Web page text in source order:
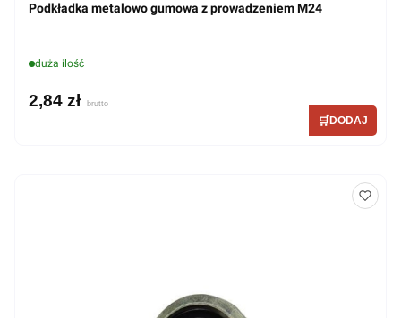
Podkładka metalowo gumowa z prowadzeniem M24
duża ilość
2,84 zł